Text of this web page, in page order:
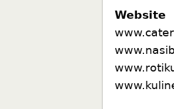
Website